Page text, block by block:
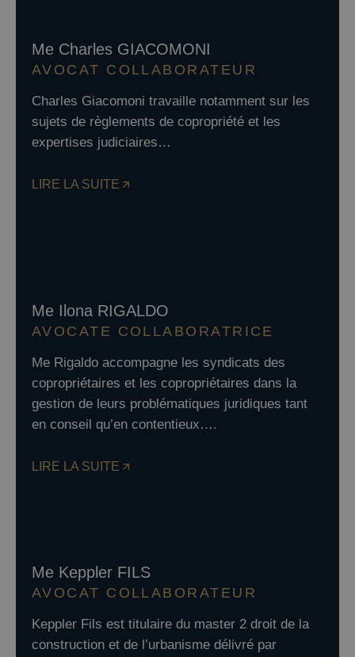
Me Charles GIACOMONI
AVOCAT COLLABORATEUR
Charles Giacomoni travaille notamment sur les
sujets de règlements de copropriété et les
expertises judiciaires…
LIRE LA SUITE
Me Ilona RIGALDO
AVOCATE COLLABORATRICE
Me Rigaldo accompagne les syndicats des
copropriétaires et les copropriétaires dans la
gestion de leurs problématiques juridiques tant
en conseil qu’en contentieux….
LIRE LA SUITE
Me Keppler FILS
AVOCAT COLLABORATEUR
Keppler Fils est titulaire du master 2 droit de la
construction et de l’urbanisme délivré par